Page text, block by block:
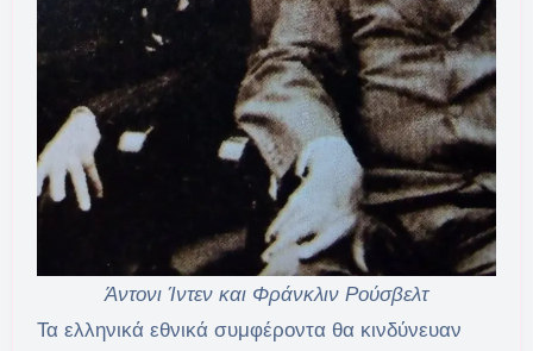
Άντονι Ίντεν και Φράνκλιν Ρούσβελτ
Τα ελληνικά εθνικά συμφέροντα θα κινδύνευαν